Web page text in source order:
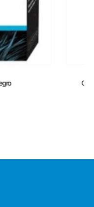
Alta Capacidad/ Negro